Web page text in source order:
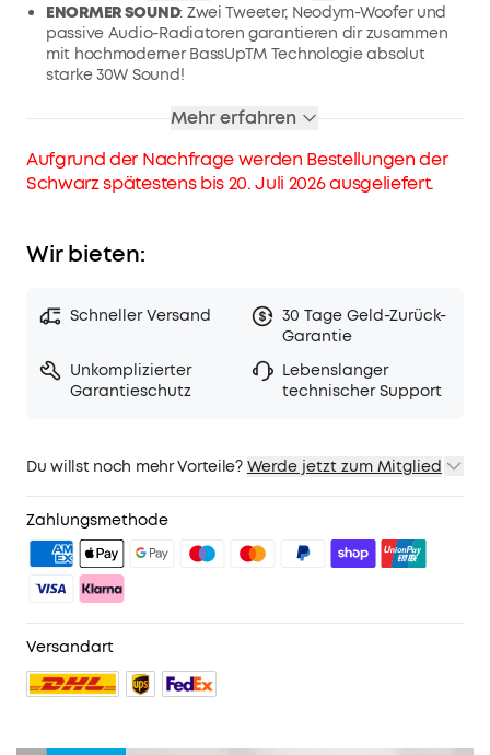
ENORMER SOUND: Zwei Tweeter, Neodym-Woofer und
passive Audio-Radiatoren garantieren dir zusammen
mit hochmoderner BassUpTM Technologie absolut
starke 30W Sound!
einem Frequenzbereich von 50 Hz bis 40 kHz und stellt
auch klingen sollen!
IPX7 WASSERSCHUTZ: Dank der zuverlässigen
deine nächste Poolparty!
mindestens 12 Stunden Non-Stop Musik verlassen.
Motion Plus Lautsprecher, die nach November 2022
gekauft wurden, sind nicht mit TWS-Pairing mit älteren
Motion Plus Modellen, die vor diesem Datum erworben
Mehr erfahren
Aufgrund der Nachfrage werden Bestellungen der
Schwarz spätestens bis 20. Juli 2026 ausgeliefert.
Wir bieten:
Schneller Versand
30 Tage Geld-Zurück-
Garantie
Unkomplizierter
Garantieschutz
Lebenslanger
technischer Support
Du willst noch mehr Vorteile? Werde jetzt zum Mitglied
2. Mitglieder-Preise für ausgewähte Produkte
3. Geburtstagsgeschenk
4. Weitere Vorteile mit soundcoreCredits
Mehr erfahren
Zahlungsmethode
Versandart